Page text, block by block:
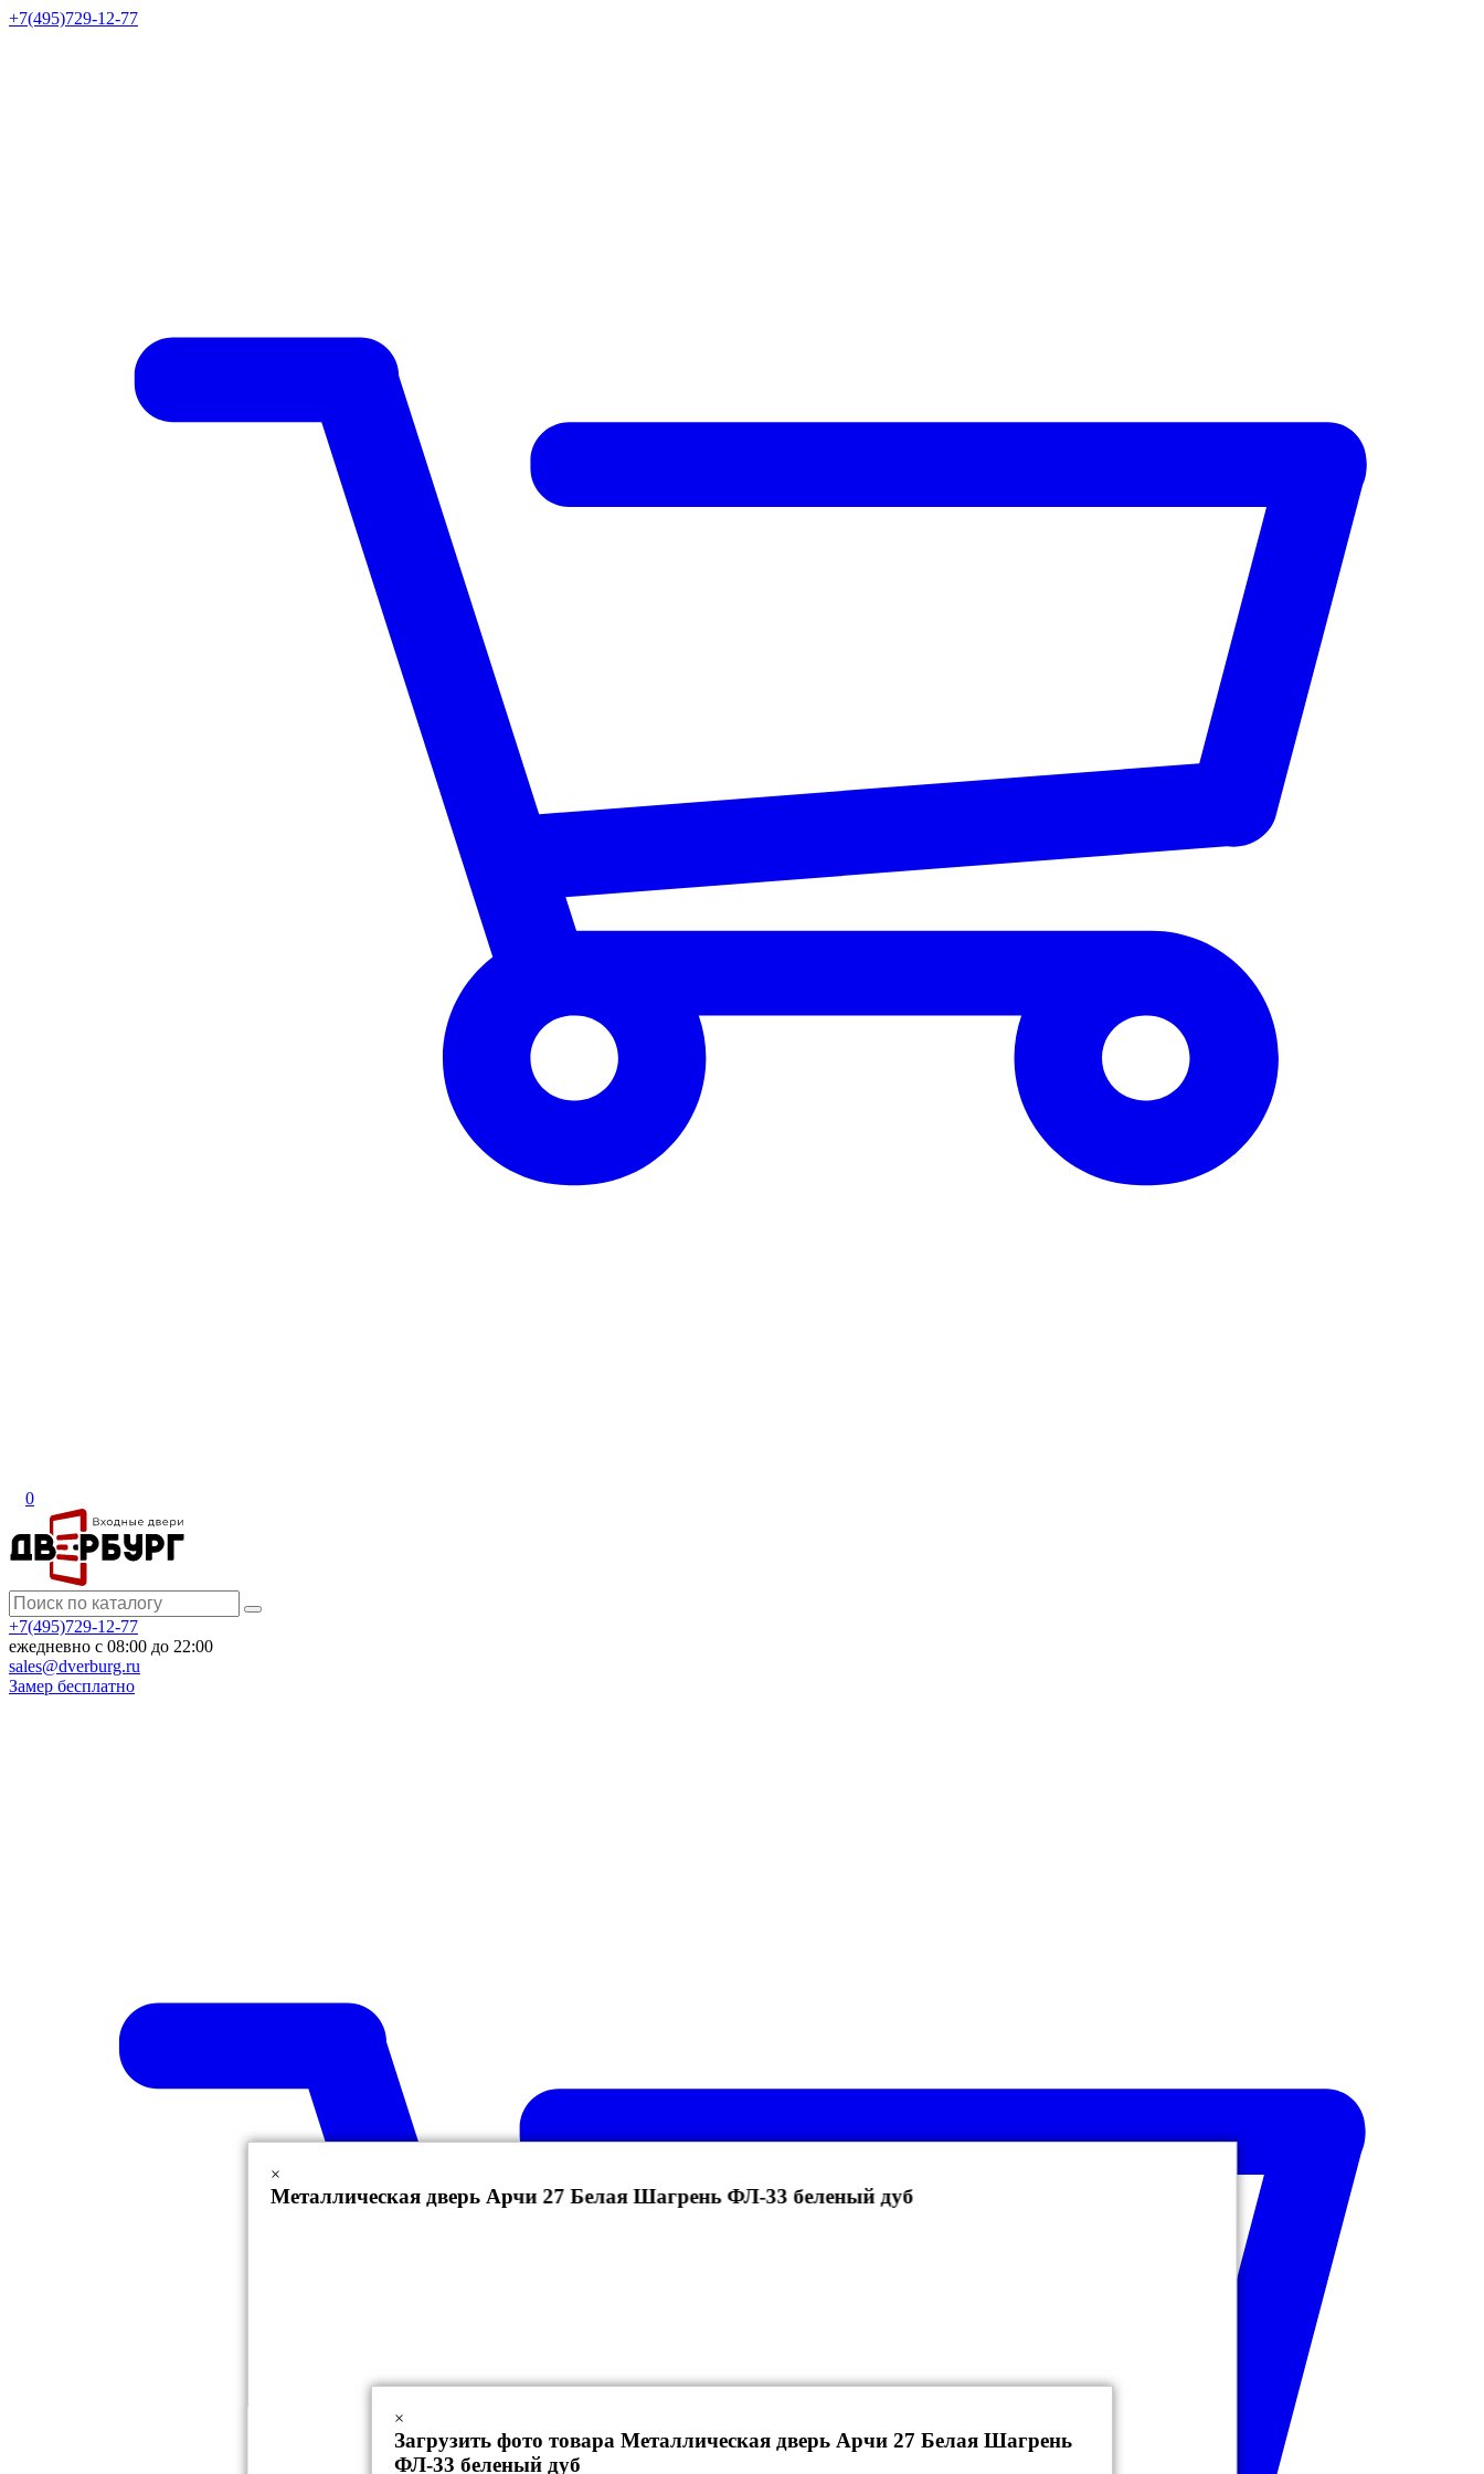
+7(495)729-12-77
0
+7(495)729-12-77
ежедневно с 08:00 до 22:00
sales@dverburg.ru
Замер бесплатно
×
Металлическая дверь Арчи 27 Белая Шагрень ФЛ-33 беленый дуб
×
Загрузить фото товара Металлическая дверь Арчи 27 Белая Шагрень
ФЛ-33 беленый дуб